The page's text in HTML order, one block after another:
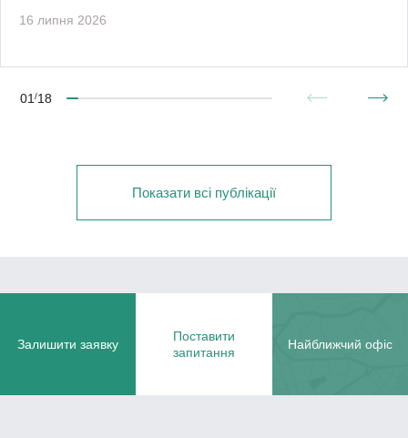
16 липня 2026
01/18
Показати всі публікації
Залишити заявку
Поставити
запитання
Найближчий офіс